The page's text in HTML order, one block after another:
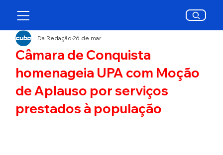
Câmara de Conquista
homenageia UPA com Moção
de Aplauso por serviços
prestados à população
Da Redação26 de mar.